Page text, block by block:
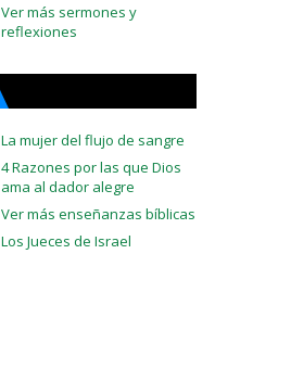
Ver más sermones y
reflexiones
La mujer del flujo de sangre
4 Razones por las que Dios
ama al dador alegre
Ver más enseñanzas bíblicas
Los Jueces de Israel